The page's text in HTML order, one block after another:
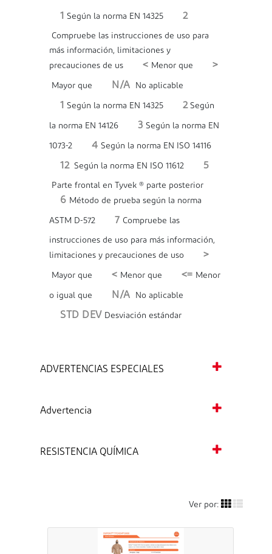
1 Según la norma EN 14325 2
Compruebe las instrucciones de uso para
más información, limitaciones y
precauciones de us
< Menor que >
Mayor que N/A No aplicable
1 Según la norma EN 14325 2Según
la norma EN 14126 3 Según la norma EN
1073-2 4 Según la norma EN ISO 14116
12Según la norma EN ISO 11612 5
Parte frontal en Tyvek ® parte posterior
6 Método de prueba según la norma
ASTM D-572 7 Compruebe las
instrucciones de uso para más información,
limitaciones y precauciones de uso
>
Mayor que < Menor que <= Menor
o igual que N/A No aplicable
STD DEV Desviación estándar
ADVERTENCIAS ESPECIALES
Advertencia
RESISTENCIA QUÍMICA
Ver por: